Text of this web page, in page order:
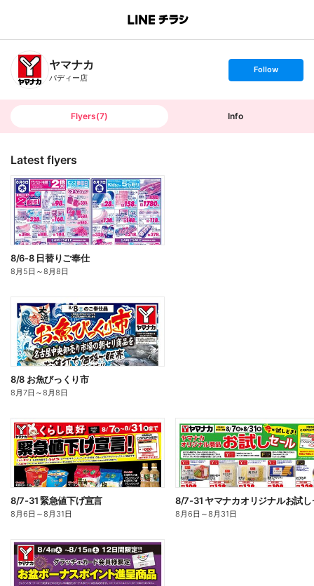
B
n
T
ヤマナカ
パディー店
s
t
o
Follow
Flyers(7) Info
Latest flyers
8/6-8 日替りご奉仕
8月5日 ～8月8日
8/8 お魚びっくり市
8月7日 ～8月8日
8/7-31 緊急値下げ宣言
8月6日 ～8月31日 8月6日 ～8月31日